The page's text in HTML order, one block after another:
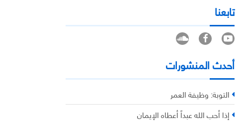
تابعنا
أحدث المنشورات
التوبة: وظيفة العمر
إذا أحب الله عبداً أعطاه الإيمان